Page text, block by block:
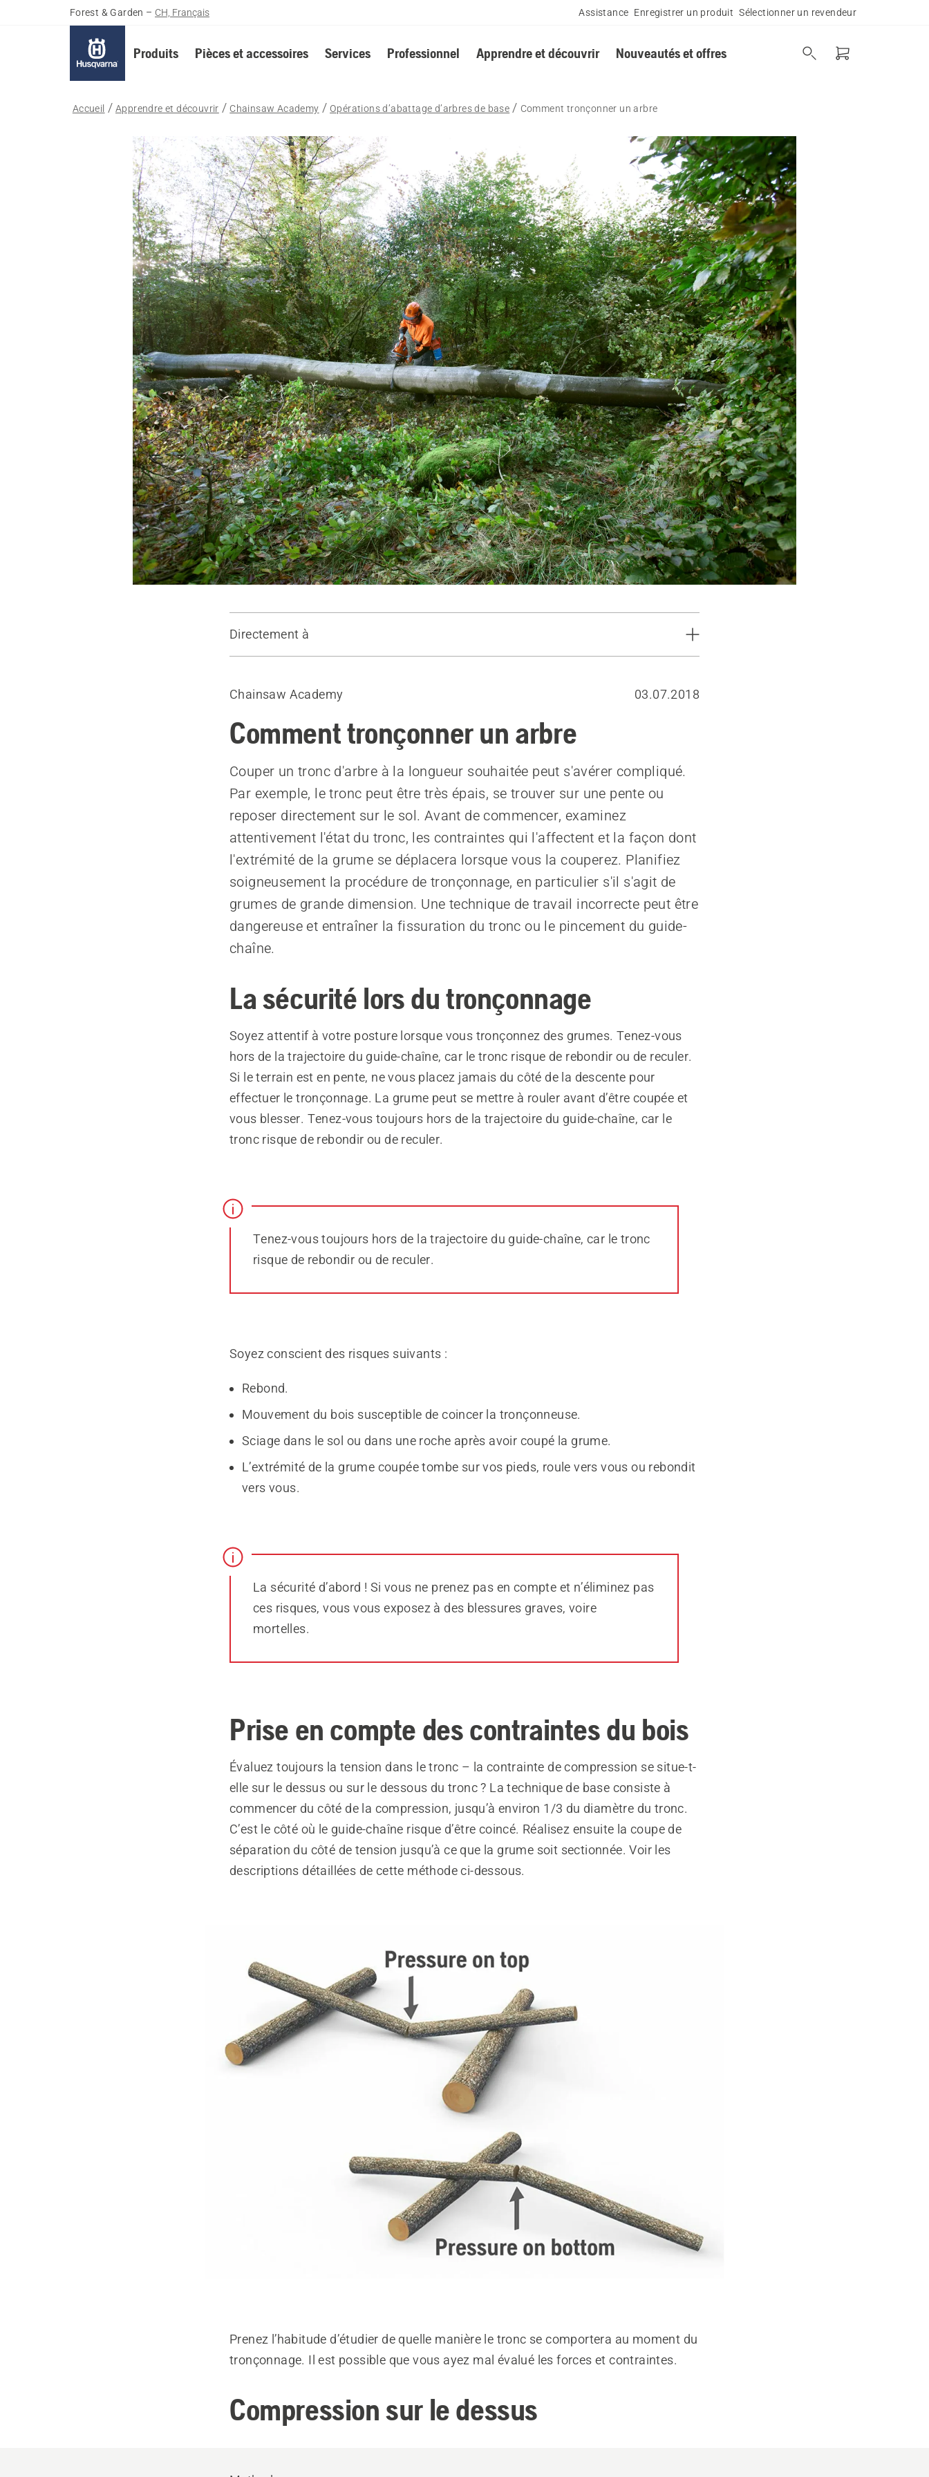
Forest & Garden – CH, Français Assistance Enregistrer un produit Sélectionner un revendeur
Produits Pièces et accessoires Services Professionnel Apprendre et découvrir Nouveautés et offres
Accueil Apprendre et découvrir Chainsaw Academy Opérations d’abattage d’arbres de base Comment tronçonner un arbre
Directement à
La sécurité lors du tronçonnage
Compression sur le dessus
Chainsaw Academy 03.07.2018
Comment tronçonner un arbre
Couper un tronc d'arbre à la longueur souhaitée peut s'avérer compliqué.
Par exemple, le tronc peut être très épais, se trouver sur une pente ou
reposer directement sur le sol. Avant de commencer, examinez
attentivement l'état du tronc, les contraintes qui l'affectent et la façon dont
l'extrémité de la grume se déplacera lorsque vous la couperez. Planifiez
soigneusement la procédure de tronçonnage, en particulier s'il s'agit de
grumes de grande dimension. Une technique de travail incorrecte peut être
dangereuse et entraîner la fissuration du tronc ou le pincement du guide-
chaîne.
La sécurité lors du tronçonnage
Soyez attentif à votre posture lorsque vous tronçonnez des grumes. Tenez-vous
hors de la trajectoire du guide-chaîne, car le tronc risque de rebondir ou de reculer.
Si le terrain est en pente, ne vous placez jamais du côté de la descente pour
effectuer le tronçonnage. La grume peut se mettre à rouler avant d’être coupée et
vous blesser. Tenez-vous toujours hors de la trajectoire du guide-chaîne, car le
tronc risque de rebondir ou de reculer.
Tenez-vous toujours hors de la trajectoire du guide-chaîne, car le tronc
risque de rebondir ou de reculer.
Soyez conscient des risques suivants :
Rebond.
Mouvement du bois susceptible de coincer la tronçonneuse.
Sciage dans le sol ou dans une roche après avoir coupé la grume.
L’extrémité de la grume coupée tombe sur vos pieds, roule vers vous ou rebondit
vers vous.
La sécurité d’abord ! Si vous ne prenez pas en compte et n’éliminez pas
ces risques, vous vous exposez à des blessures graves, voire
mortelles.
Prise en compte des contraintes du bois
Évaluez toujours la tension dans le tronc – la contrainte de compression se situe-t-
elle sur le dessus ou sur le dessous du tronc ? La technique de base consiste à
commencer du côté de la compression, jusqu’à environ 1/3 du diamètre du tronc.
C’est le côté où le guide-chaîne risque d’être coincé. Réalisez ensuite la coupe de
séparation du côté de tension jusqu’à ce que la grume soit sectionnée. Voir les
descriptions détaillées de cette méthode ci-dessous.
Prenez l’habitude d’étudier de quelle manière le tronc se comportera au moment du
tronçonnage. Il est possible que vous ayez mal évalué les forces et contraintes.
Compression sur le dessus